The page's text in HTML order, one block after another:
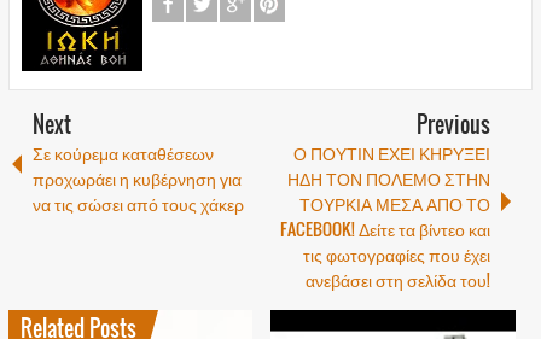
Next
Σε κούρεμα καταθέσεων
προχωράει η κυβέρνηση για
να τις σώσει από τους χάκερ
Previous
Ο ΠΟΥΤΙΝ ΕΧΕΙ ΚΗΡΥΞΕΙ
ΗΔΗ ΤΟΝ ΠΟΛΕΜΟ ΣΤΗΝ
ΤΟΥΡΚΙΑ ΜΕΣΑ ΑΠΟ ΤΟ
FACEBOOK! Δείτε τα βίντεο και
τις φωτογραφίες που έχει
ανεβάσει στη σελίδα του!
Related Posts